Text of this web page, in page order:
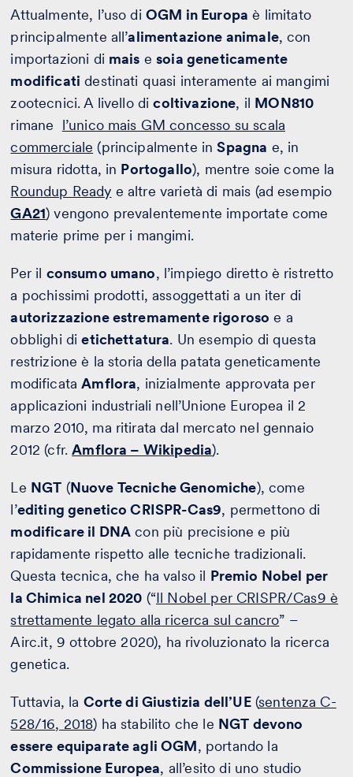
Attualmente, l’uso di OGM in Europa è limitato
principalmente all’alimentazione animale, con
importazioni di mais esoia geneticamente
modificati destinati quasi interamente ai mangimi
zootecnici. A livello dicoltivazione, il MON810
rimane l’unico mais GM concesso su scala
commerciale (principalmente inSpagna e, in
misura ridotta, in Portogallo), mentre soie come la
Roundup Ready e altre varietà di mais (ad esempio
GA21) vengono prevalentemente importate come
materie prime per i mangimi.
Per il consumo umano, l’impiego diretto è ristretto
a pochissimi prodotti, assoggettati a un iter di
autorizzazione estremamente rigoroso e a
obblighi dietichettatura. Un esempio di questa
restrizione è la storia della patata geneticamente
modificataAmflora, inizialmente approvata per
applicazioni industriali nell’Unione Europea il 2
marzo 2010, ma ritirata dal mercato nel gennaio
2012 (cfr.Amflora – Wikipedia).
Le NGT (Nuove Tecniche Genomiche), come
l’editing genetico CRISPR-Cas9, permettono di
modificare il DNA con più precisione e più
rapidamente rispetto alle tecniche tradizionali.
Questa tecnica, che ha valso il Premio Nobel per
la Chimica nel 2020 (“Il Nobel per CRISPR/Cas9 è
strettamente legato alla ricerca sul cancro” –
Airc.it, 9 ottobre 2020), ha rivoluzionato la ricerca
genetica.
Tuttavia, la Corte di Giustizia dell’UE(sentenza C-
528/16, 2018) ha stabilito che le NGT devono
essere equiparate agli OGM, portando la
Commissione Europea, all’esito di uno studio